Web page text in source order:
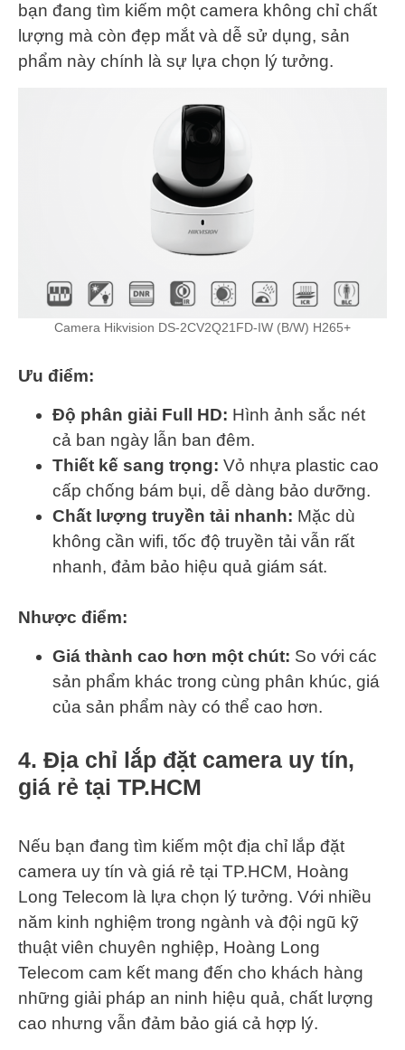
bạn đang tìm kiếm một camera không chỉ chất
lượng mà còn đẹp mắt và dễ sử dụng, sản
phẩm này chính là sự lựa chọn lý tưởng.
Camera Hikvision DS-2CV2Q21FD-IW (B/W) H265+
Ưu điểm:
Độ phân giải Full HD: Hình ảnh sắc nét
cả ban ngày lẫn ban đêm.
Thiết kế sang trọng: Vỏ nhựa plastic cao
cấp chống bám bụi, dễ dàng bảo dưỡng.
Chất lượng truyền tải nhanh: Mặc dù
không cần wifi, tốc độ truyền tải vẫn rất
nhanh, đảm bảo hiệu quả giám sát.
Nhược điểm:
Giá thành cao hơn một chút: So với các
sản phẩm khác trong cùng phân khúc, giá
của sản phẩm này có thể cao hơn.
4. Địa chỉ lắp đặt camera uy tín,
giá rẻ tại TP.HCM
Nếu bạn đang tìm kiếm một địa chỉ lắp đặt
camera uy tín và giá rẻ tại TP.HCM, Hoàng
Long Telecom là lựa chọn lý tưởng. Với nhiều
năm kinh nghiệm trong ngành và đội ngũ kỹ
thuật viên chuyên nghiệp, Hoàng Long
Telecom cam kết mang đến cho khách hàng
những giải pháp an ninh hiệu quả, chất lượng
cao nhưng vẫn đảm bảo giá cả hợp lý.